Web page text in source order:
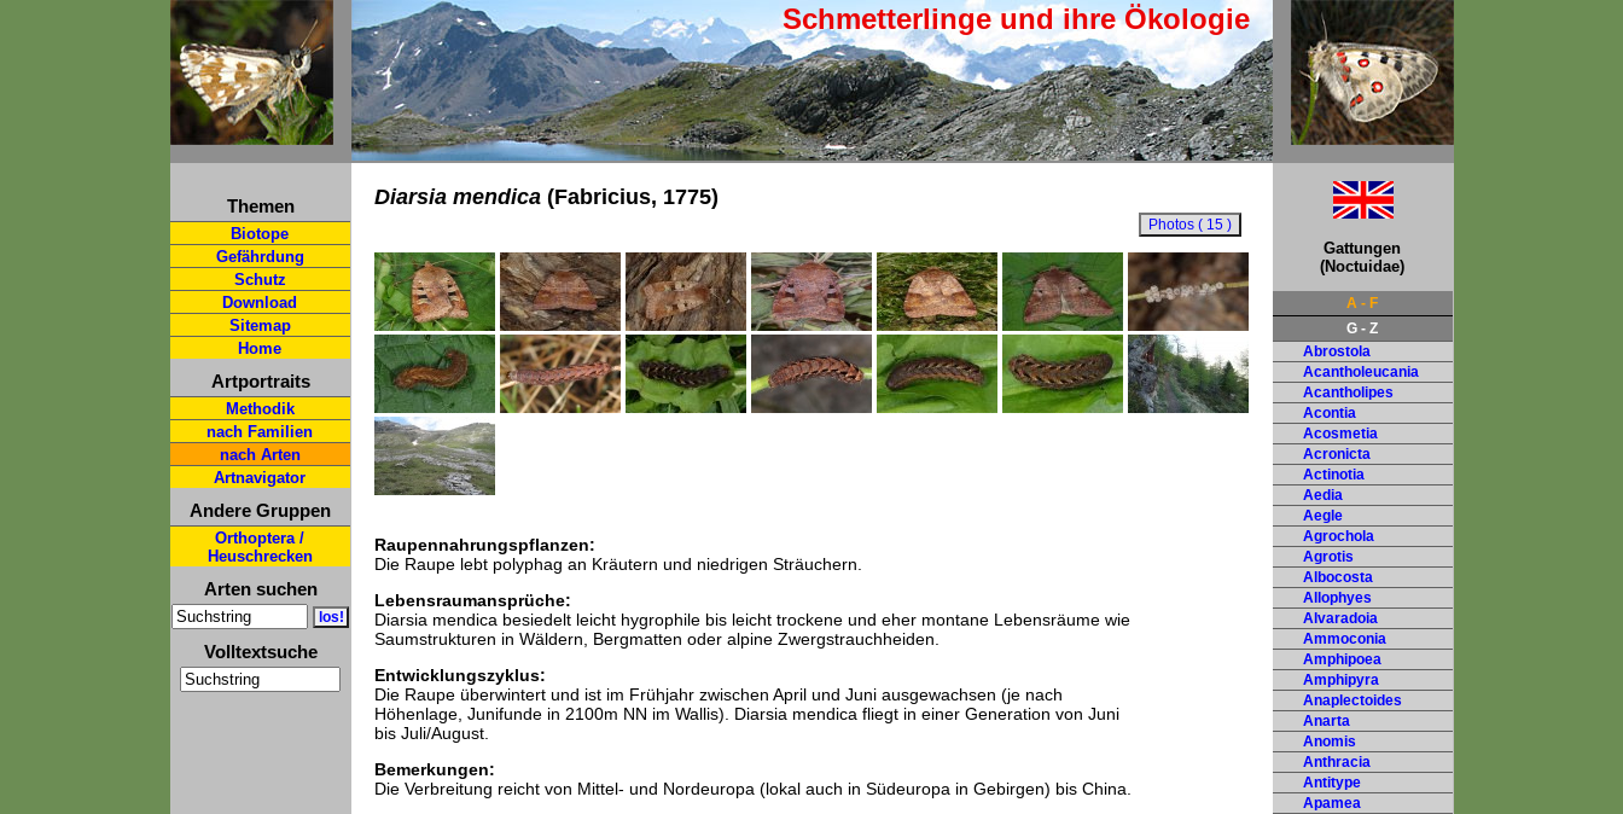
Schmetterlinge und ihre Ökologie
Themen
Biotope
Gefährdung
Schutz
Download
Sitemap
Home
Artportraits
Methodik
nach Familien
nach Arten
Artnavigator
Andere Gruppen
Orthoptera /
Heuschrecken
Arten suchen
Volltextsuche
Diarsia mendica(Fabricius, 1775)
Raupennahrungspflanzen:
Die Raupe lebt polyphag an Kräutern und niedrigen Sträuchern.
Lebensraumansprüche:
Diarsia mendica besiedelt leicht hygrophile bis leicht trockene und eher montane Lebensräume wie
Saumstrukturen in Wäldern, Bergmatten oder alpine Zwergstrauchheiden.
Entwicklungszyklus:
Die Raupe überwintert und ist im Frühjahr zwischen April und Juni ausgewachsen (je nach
Höhenlage, Junifunde in 2100m NN im Wallis). Diarsia mendica fliegt in einer Generation von Juni
bis Juli/August.
Bemerkungen:
Die Verbreitung reicht von Mittel- und Nordeuropa (lokal auch in Südeuropa in Gebirgen) bis China.
Gattungen
(Noctuidae)
A - F
G - Z
Abrostola
Acantholeucania
Acantholipes
Acontia
Acosmetia
Acronicta
Actinotia
Aedia
Aegle
Agrochola
Agrotis
Albocosta
Allophyes
Alvaradoia
Ammoconia
Amphipoea
Amphipyra
Anaplectoides
Anarta
Anomis
Anthracia
Antitype
Apamea